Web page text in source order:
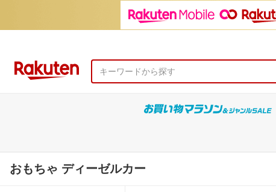
おもちゃ ディーゼルカー